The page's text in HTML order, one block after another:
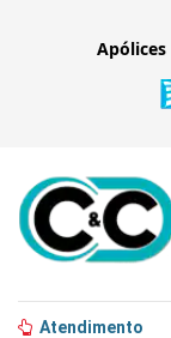
Apólices
Atendimento